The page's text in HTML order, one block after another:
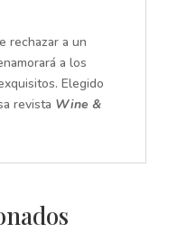
rechazar a un
a los
Elegido
revista Wine &